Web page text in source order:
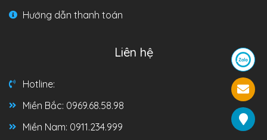
Hướng dẫn thanh toán
Liên hệ
Hotline:
Miền Bắc: 0969.68.58.98
Miền Nam: 0911.234.999